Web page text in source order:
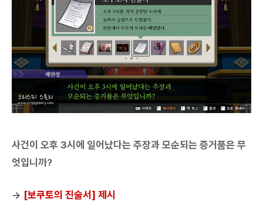
사건이 오후 3시에 일어났다는 주장과 모순되는 증거품은 무
엇입니까?
→ [보쿠토의 진술서] 제시